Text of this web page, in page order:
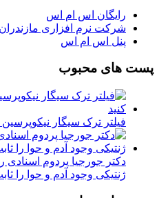
رایگان اس ام اس
شرکت نرم افزاری مازندران
پنل اس ام اس
پست های محبوب
فیلتر ترک سیگار نیکوپرسین
دکتر جورجیا پردوم اسنادی
ژنتیکی وجود آدم و حوا را